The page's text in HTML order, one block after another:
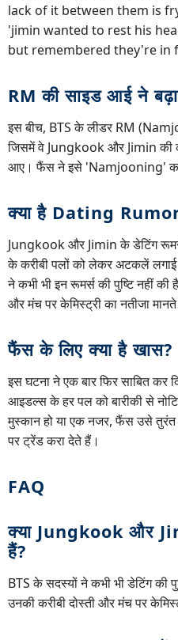
lack of it between them is
'jimin wanted to rest his
but remembered they're in
RM की साइड आई ने
इस बीच, BTS के लीडर RM
जिसमें वे Jungkook और Jimin की
आए। फैंस ने इसे 'Namjooning' का
क्या है Dating
Jungkook और Jimin के डेटिंग
के करीबी पलों को लेकर अटकलें
ने कभी भी इन रूमर्स की पुष्टि नहीं
और मंच पर केमिस्ट्री का नतीजा
फैंस के लिए क्या है खास?
इस घटना ने एक बार फिर साबित
आइडल्स के हर पल को बारीकी से
मुस्कान हो या एक नजर, फैंस उसे
पर ट्रेंड करा देते हैं।
FAQ
क्या Jungkook और
हैं?
BTS के सदस्यों ने कभी भी डेटिंग की
उनकी करीबी दोस्ती और मंच पर